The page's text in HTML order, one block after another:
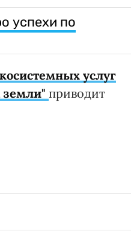
успехи по
услуг
земли" приводит